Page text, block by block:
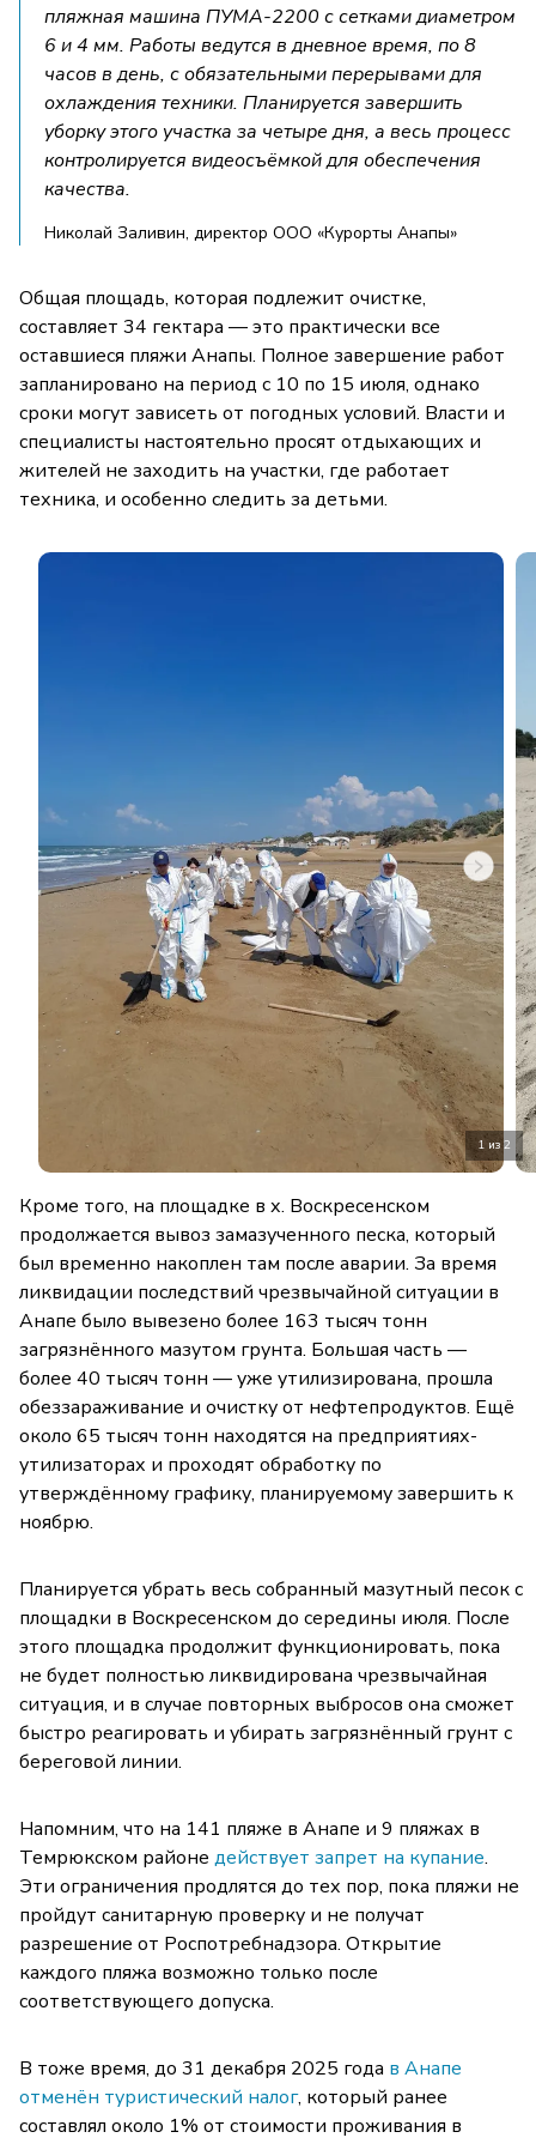
пляжная машина ПУМА-2200 с сетками диаметром
6 и 4 мм. Работы ведутся в дневное время, по 8
часов в день, с обязательными перерывами для
охлаждения техники. Планируется завершить
уборку этого участка за четыре дня, а весь процесс
контролируется видеосъёмкой для обеспечения
качества.
Николай Заливин, директор ООО «Курорты Анапы»
Общая площадь, которая подлежит очистке,
составляет 34 гектара — это практически все
оставшиеся пляжи Анапы. Полное завершение работ
запланировано на период с 10 по 15 июля, однако
сроки могут зависеть от погодных условий. Власти и
специалисты настоятельно просят отдыхающих и
жителей не заходить на участки, где работает
техника, и особенно следить за детьми.
1 из 2
Кроме того, на площадке в х. Воскресенском
продолжается вывоз замазученного песка, который
был временно накоплен там после аварии. За время
ликвидации последствий чрезвычайной ситуации в
Анапе было вывезено более 163 тысяч тонн
загрязнённого мазутом грунта. Большая часть —
более 40 тысяч тонн — уже утилизирована, прошла
обеззараживание и очистку от нефтепродуктов. Ещё
около 65 тысяч тонн находятся на предприятиях-
утилизаторах и проходят обработку по
утверждённому графику, планируемому завершить к
ноябрю.
Планируется убрать весь собранный мазутный песок с
площадки в Воскресенском до середины июля. После
этого площадка продолжит функционировать, пока
не будет полностью ликвидирована чрезвычайная
ситуация, и в случае повторных выбросов она сможет
быстро реагировать и убирать загрязнённый грунт с
береговой линии.
Напомним, что на 141 пляже в Анапе и 9 пляжах в
Темрюкском районе действует запрет на купание.
Эти ограничения продлятся до тех пор, пока пляжи не
пройдут санитарную проверку и не получат
разрешение от Роспотребнадзора. Открытие
каждого пляжа возможно только после
соответствующего допуска.
В тоже время, до 31 декабря 2025 года в Анапе
отменён туристический налог, который ранее
составлял около 1% от стоимости проживания в